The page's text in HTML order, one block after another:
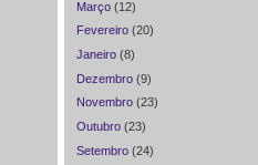
Março (12)
Fevereiro (20)
Janeiro (8)
Dezembro (9)
Novembro (23)
Outubro (23)
Setembro (24)